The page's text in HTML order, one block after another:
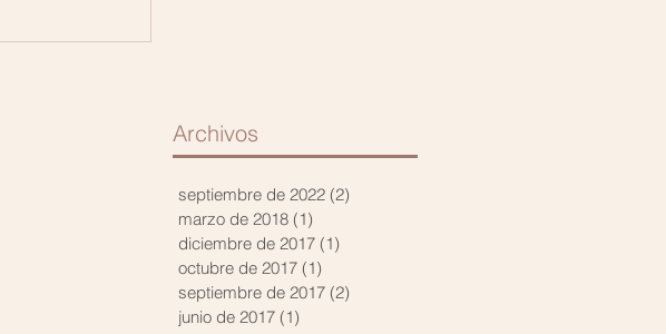
Archivos
septiembre de 2022 (2)
marzo de 2018 (1)
diciembre de 2017 (1)
octubre de 2017 (1)
septiembre de 2017 (2)
junio de 2017 (1)